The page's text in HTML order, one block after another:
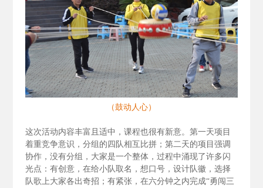
（鼓动人心）
这次活动内容丰富且适中，课程也很有新意。第一天项目
着重竞争意识，分组的四队相互比拼；第二天的项目强调
协作，没有分组，大家是一个整体，过程中涌现了许多闪
光点：有创意，在给小队取名，想口号，设计队徽，选择
队歌上大家各出奇招；有紧张，在六分钟之内完成“勇闯三